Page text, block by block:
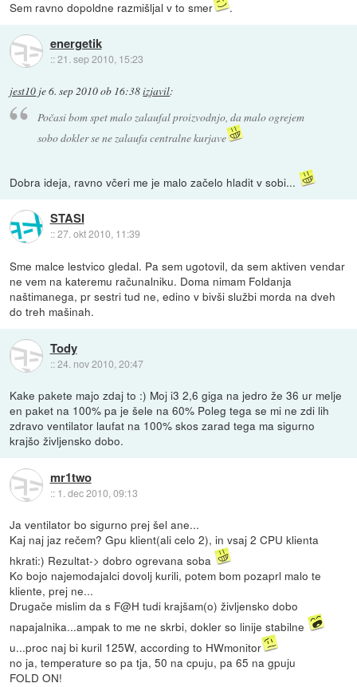
Sem ravno dopoldne razmišljal v to smer .
energetik
::21. sep 2010, 15:23
jest10 je6. sep 2010 ob 16:38izjavil:
Počasi bom spet malo zalaufal proizvodnjo, da malo ogrejem
sobo dokler se ne zalaufa centralne kurjave
Dobra ideja, ravno včeri me je malo začelo hladit v sobi...
STASI
::27. okt 2010, 11:39
Sme malce lestvico gledal. Pa sem ugotovil, da sem aktiven vendar
ne vem na kateremu računalniku. Doma nimam Foldanja
naštimanega, pr sestri tud ne, edino v bivši službi morda na dveh
do treh mašinah.
Tody
::24. nov 2010, 20:47
Kake pakete majo zdaj to :) Moj i3 2,6 giga na jedro že 36 ur melje
en paket na 100% pa je šele na 60% Poleg tega se mi ne zdi lih
zdravo ventilator laufat na 100% skos zarad tega ma sigurno
krajšo življensko dobo.
mr1two
:: 1. dec 2010, 09:13
Ja ventilator bo sigurno prej šel ane...
Kaj naj jaz rečem? Gpu klient(ali celo 2), in vsaj 2 CPU klienta
hkrati:) Rezultat-> dobro ogrevana soba
Ko bojo najemodajalci dovolj kurili, potem bom pozaprl malo te
kliente, prej ne...
Drugače mislim da s F@H tudi krajšam(o) življensko dobo
napajalnika...ampak to me ne skrbi, dokler so linije stabilne
u...proc naj bi kuril 125W, according to HWmonitor
no ja, temperature so pa tja, 50 na cpuju, pa 65 na gpuju
FOLD ON!